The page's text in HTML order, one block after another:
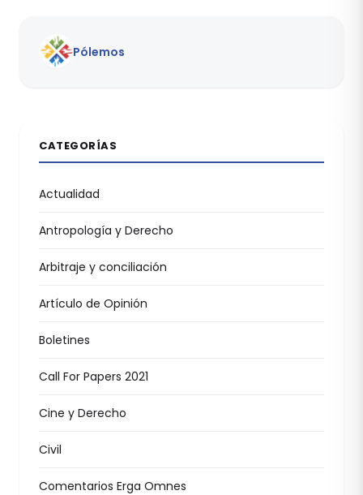
Pólemos
CATEGORÍAS
Actualidad
Antropología y Derecho
Arbitraje y conciliación
Artículo de Opinión
Boletines
Call For Papers 2021
Cine y Derecho
Civil
Comentarios Erga Omnes